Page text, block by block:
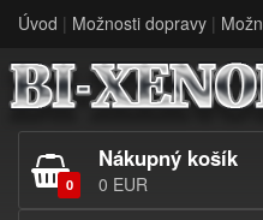
Úvod | Možnosti dopravy |
0
Nákupný košík
0 EUR